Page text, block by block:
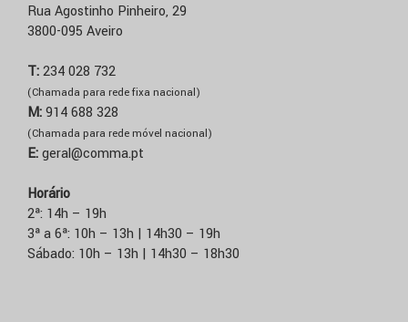
Rua Agostinho Pinheiro, 29
3800-095 Aveiro
T:234 028 732
(Chamada para rede fixa nacional)
M:914 688 328
(Chamada para rede móvel nacional)
E:geral@comma.pt
Horário
2ª: 14h – 19h
3ª a 6ª: 10h – 13h | 14h30 – 19h
Sábado: 10h – 13h | 14h30 – 18h30